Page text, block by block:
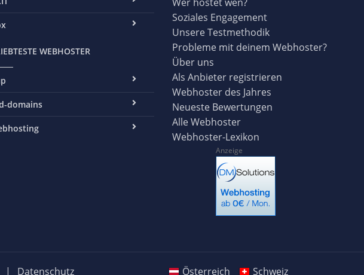
WEBHOSTER
domains
Soziales Engagement
Unsere Testmethodik
Probleme mit deinem Webhoster?
Über uns
Als Anbieter registrieren
Webhoster des Jahres
Neueste Bewertungen
Alle Webhoster
Webhoster-Lexikon
Anzeige
| Datenschutz Österreich Schweiz